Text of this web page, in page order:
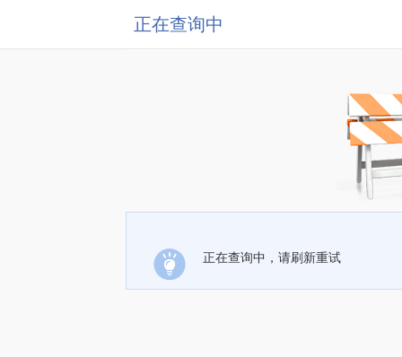
正在查询中
正在查询中，请刷新重试